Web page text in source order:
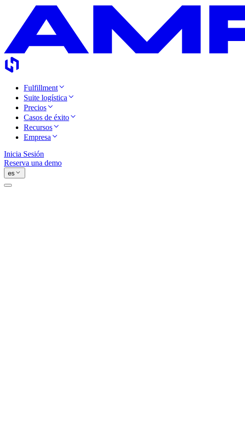
Fulfillment
Suite logística
Precios
Casos de éxito
Recursos
Empresa
Inicia Sesión
Reserva una demo
es